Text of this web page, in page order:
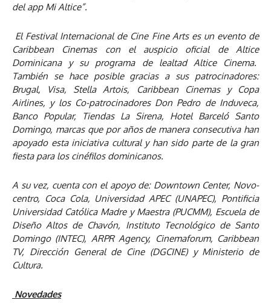
del app Mi Altice”.
El Festival Internacional de Cine Fine Arts es un evento de
Caribbean Cinemas con el auspicio oficial de Altice
Dominicana y su programa de lealtad Altice Cinema.
También se hace posible gracias a sus patrocinadores:
Brugal, Visa, Stella Artois, Caribbean Cinemas y Copa
Airlines, y los Co-patrocinadores Don Pedro de Induveca,
Banco Popular, Tiendas La Sirena, Hotel Barceló Santo
Domingo, marcas que por años de manera consecutiva han
apoyado esta iniciativa cultural y han sido parte de la gran
fiesta para los cinéfilos dominicanos.
A su vez, cuenta con el apoyo de: Downtown Center, Novo-
centro, Coca Cola, Universidad APEC (UNAPEC), Pontificia
Universidad Católica Madre y Maestra (PUCMM), Escuela de
Diseño Altos de Chavón, Instituto Tecnológico de Santo
Domingo (INTEC), ARPR Agency, Cinemaforum, Caribbean
TV, Dirección General de Cine (DGCINE) y Ministerio de
Cultura.
Novedades